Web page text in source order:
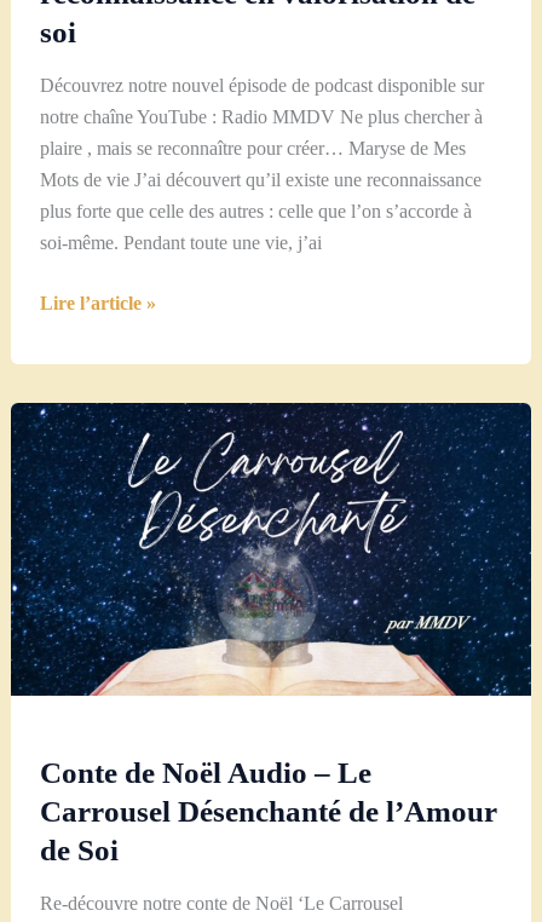
soi
Découvrez notre nouvel épisode de podcast disponible sur
notre chaîne YouTube : Radio MMDV Ne plus chercher à
plaire , mais se reconnaître pour créer… Maryse de Mes
Mots de vie J’ai découvert qu’il existe une reconnaissance
plus forte que celle des autres : celle que l’on s’accorde à
soi-même. Pendant toute une vie, j’ai
Transformez
manque
reconnaissance
en
valorisation
de
soi
Lire l’article »
Conte de Noël Audio – Le
Carrousel Désenchanté de l’Amour
de Soi
Re-découvre notre conte de Noël ‘Le Carrousel